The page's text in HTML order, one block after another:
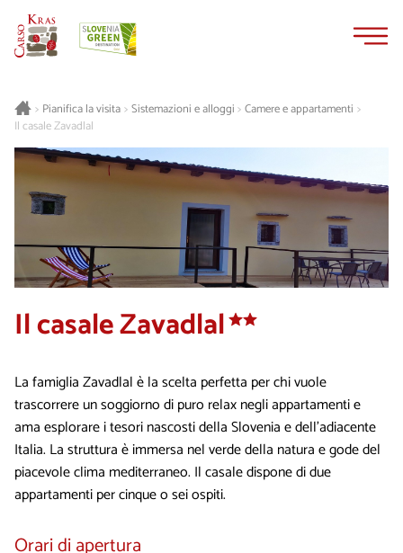
> Pianifica la visita> Sistemazioni e alloggi >Camere e appartamenti >
Il casale Zavadlal
Il casale Zavadlal
La famiglia Zavadlal è la scelta perfetta per chi vuole
trascorrere un soggiorno di puro relax negli appartamenti e
ama esplorare i tesori nascosti della Slovenia e dell'adiacente
Italia. La struttura è immersa nel verde della natura e gode del
piacevole clima mediterraneo. Il casale dispone di due
appartamenti per cinque o sei ospiti.
Orari di apertura